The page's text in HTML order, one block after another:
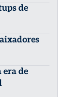
de
de